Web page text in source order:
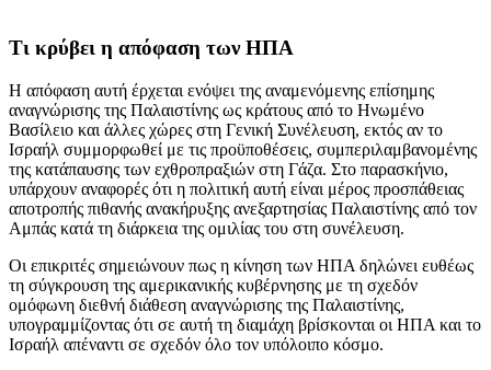
Τι κρύβει η απόφαση των ΗΠΑ
Η απόφαση αυτή έρχεται ενόψει της αναμενόμενης επίσημης
αναγνώρισης της Παλαιστίνης ως κράτους από το Ηνωμένο
Βασίλειο και άλλες χώρες στη Γενική Συνέλευση, εκτός αν το
Ισραήλ συμμορφωθεί με τις προϋποθέσεις, συμπεριλαμβανομένης
της κατάπαυσης των εχθροπραξιών στη Γάζα. Στο παρασκήνιο,
υπάρχουν αναφορές ότι η πολιτική αυτή είναι μέρος προσπάθειας
αποτροπής πιθανής ανακήρυξης ανεξαρτησίας Παλαιστίνης από τον
Αμπάς κατά τη διάρκεια της ομιλίας του στη συνέλευση.
Οι επικριτές σημειώνουν πως η κίνηση των ΗΠΑ δηλώνει ευθέως
τη σύγκρουση της αμερικανικής κυβέρνησης με τη σχεδόν
ομόφωνη διεθνή διάθεση αναγνώρισης της Παλαιστίνης,
υπογραμμίζοντας ότι σε αυτή τη διαμάχη βρίσκονται οι ΗΠΑ και το
Ισραήλ απέναντι σε σχεδόν όλο τον υπόλοιπο κόσμο.